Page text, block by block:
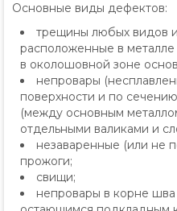
Основные виды дефектов:
трещины любых видов
расположенные в
в околошовной зоне
непровары
поверхности и по
(между основным
отдельными валиками и
незаваренные (или не
прожоги;
свищи;
непровары в корне шва